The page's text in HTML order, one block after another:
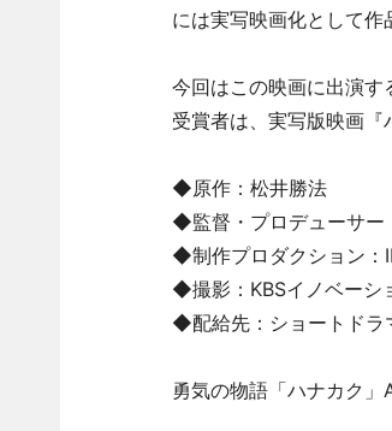
には実写映画化として作
今回はこの映画に出演す
受賞者は、実写版映画『
◆原作：松井勝法
◆監督・プロデューサー
◆制作プロダクション：
◆撮影：KBSイノベーシ
◆配給先：ショートドラ
勇気の物語「ハナカク」